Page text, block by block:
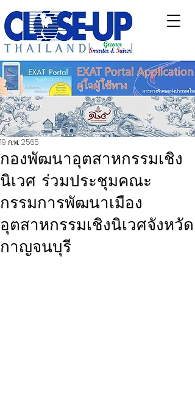
กองพัฒนาอุตสาหกรรมเชิง
นิเวศ ร่วมประชุมคณะ
กรรมการพัฒนาเมือง
อุตสาหกรรมเชิงนิเวศจังหวัด
กาญจนบุรี
19 ก.พ. 2565